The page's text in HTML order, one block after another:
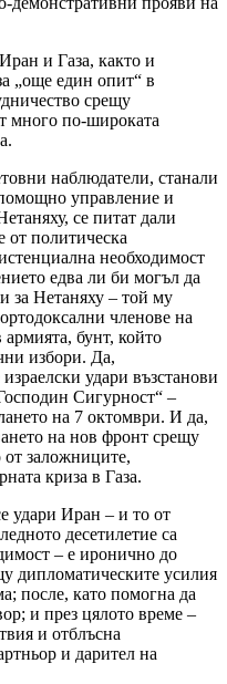
и Газа, както и
„още един опит“ в
срещу
много по-широката
наблюдатели, станали
управление и
се питат дали
от политическа
необходимост
едва ли би могъл да
за Нетаняху – той му
членове на
бунт, който
избори. Да,
удари възстанови
Сигурност“ –
на 7 октомври. И да,
на нов фронт срещу
заложниците,
криза в Газа.
удари Иран – и то от
десетилетие са
– е иронично до
дипломатическите усилия
после, като помогна да
и през цялото време –
и отблъсна
и дарител на